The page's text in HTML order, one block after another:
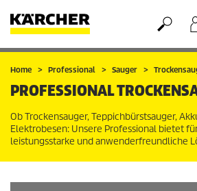
Warenkorb
Wunschliste
Home Professional Sauger
PROFESSIONAL
Ob Trockensauger, Teppichbürstsauger,
Elektrobesen: Unsere Professional bietet
leistungsstarke und anwenderfreundliche